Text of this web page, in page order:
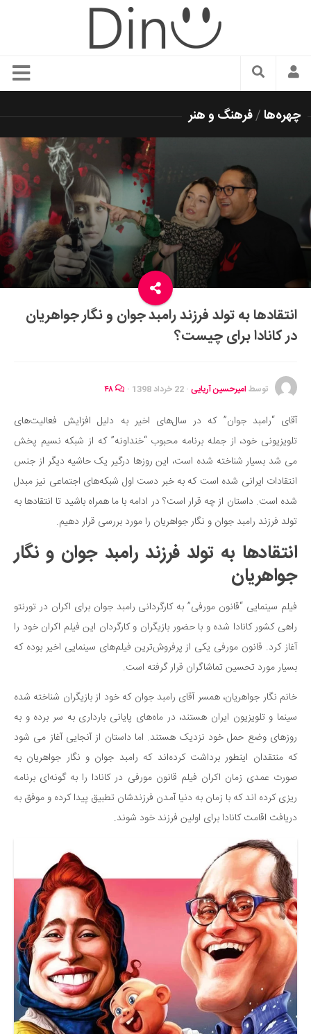
سبک زندگی
شیک پوشی
دکوراسیون و چیدمان
رستوران گردی
آشپزی
سفر و گردشگری
ایران گردی
جهان گردی
موفقیت و مهارت‌های فردی
سلامت
تغذیه سالم
بهداشت
بیماری و درمان
کودک و مادر
ورزش و تندرستی
روانشناسی
مراکز پزشکی و دارویی
فرهنگ و هنر
سینما و تئاتر
تلویزیون
موسیقی
چهره‌ها
عکاسی و هنرهای تجسمی
کتاب و کتاب‌خوانی
تاریخ
معماری
علمی
نجوم و هوا فضا
زمین و محیط زیست
خودرو
سرگرمی
دانستنی‌ها
بازی
طنز
فال
چهره‌ها/فرهنگ و هنر
انتقادها به تولد فرزند رامبد جوان و نگار جواهریان
در کانادا برای چیست؟
توسطامیرحسین آریایی · 22 خرداد 1398 ·
آقای “رامبد جوان” که در سال‌های اخیر به دلیل افزایش فعالیت‌های
تلویزیونی خود، از جمله برنامه محبوب “خنداونه” که از شبکه نسیم پخش
می شد بسیار شناخته شده است، این روزها درگیر یک حاشیه دیگر از جنس
انتقادات ایرانی شده است که به خبر دست اول شبکه‌های اجتماعی نیز مبدل
شده است. داستان از چه قرار است؟ در ادامه با ما همراه باشید تا انتقادها به
تولد فرزند رامبد جوان و نگار جواهریان را مورد بررسی قرار دهیم.
انتقادها به تولد فرزند رامبد جوان و نگار
جواهریان
فیلم سینمایی “قانون مورفی” به کارگردانی رامبد جوان برای اکران در تورنتو
راهی کشور کانادا شده و با حضور بازیگران و کارگردان این فیلم اکران خود را
آغاز کرد. قانون مورفی یکی از پرفروش‌ترین فیلم‌های سینمایی اخیر بوده که
بسیار مورد تحسین تماشاگران قرار گرفته است.
خانم نگار جواهریان، همسر آقای رامبد جوان که خود از بازیگران شناخته شده
سینما و تلویزیون ایران هستند، در ماه‌های پایانی بارداری به سر برده و به
روزهای وضع حمل خود نزدیک هستند. اما داستان از آنجایی آغاز می شود
که منتقدان اینطور برداشت کرده‌اند که رامبد جوان و نگار جواهریان به
صورت عمدی زمان اکران فیلم قانون مورفی در کانادا را به گونه‌ای برنامه
ریزی کرده اند که با زمان به دنیا آمدن فرزندشان تطبیق پیدا کرده و موفق به
دریافت اقامت کانادا برای اولین فرزند خود شوند.